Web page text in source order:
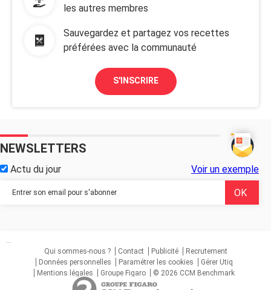
les autres membres
Sauvegardez et partagez vos recettes
préférées avec la communauté
S'INSCRIRE
NEWSLETTERS
Actu du jour Voir un exemple
...
Qui sommes-nous ?
Contact Publicité
Recrutement
Données personnelles
Paramétrer les cookies
Gérer Utiq
Mentions légales
Groupe Figaro © 2026 CCM Benchmark